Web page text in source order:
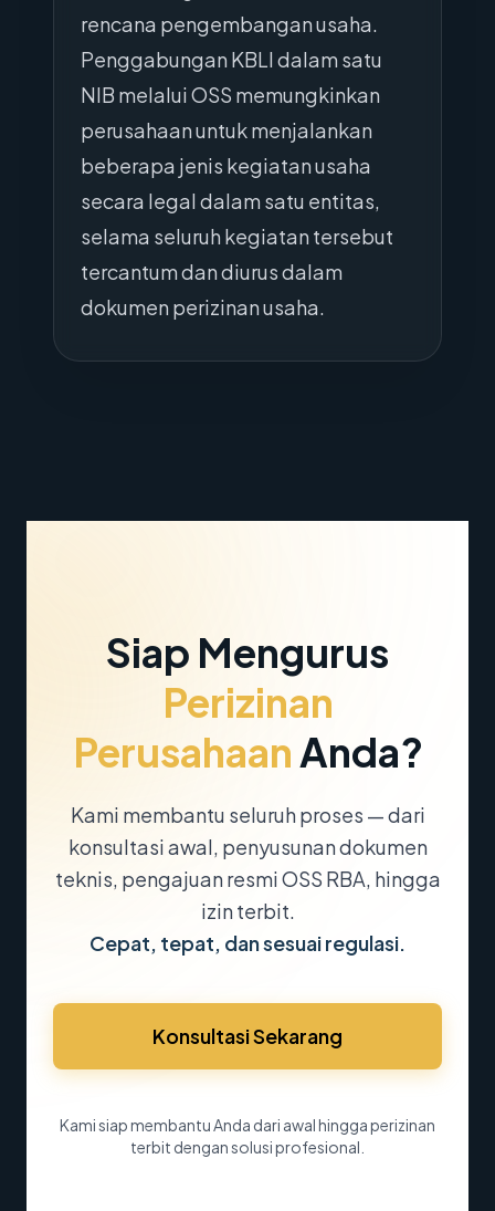
rencana pengembangan usaha.
Penggabungan KBLI dalam satu
NIB melalui OSS memungkinkan
perusahaan untuk menjalankan
beberapa jenis kegiatan usaha
secara legal dalam satu entitas,
selama seluruh kegiatan tersebut
tercantum dan diurus dalam
dokumen perizinan usaha.
Siap Mengurus
Perizinan
PerusahaanAnda?
Kami membantu seluruh proses — dari
konsultasi awal, penyusunan dokumen
teknis, pengajuan resmi OSS RBA, hingga
izin terbit.
Cepat, tepat, dan sesuai regulasi.
Konsultasi Sekarang
Kami siap membantu Anda dari awal hingga perizinan
terbit dengan solusi profesional.